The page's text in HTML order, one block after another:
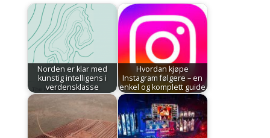
Norden er klar med
kunstig intelligens i
verdensklasse
Hvordan kjøpe
Instagram følgere – en
enkel og komplett guide